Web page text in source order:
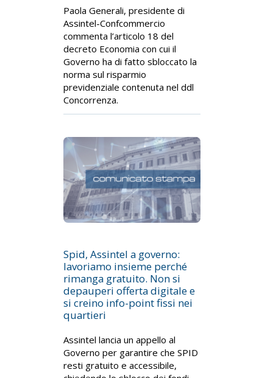
Paola Generali, presidente di
Assintel-Confcommercio
commenta l’articolo 18 del
decreto Economia con cui il
Governo ha di fatto sbloccato la
norma sul risparmio
previdenziale contenuta nel ddl
Concorrenza.
Spid, Assintel a governo:
lavoriamo insieme perché
rimanga gratuito. Non si
depauperi offerta digitale e
si creino info-point fissi nei
quartieri
Assintel lancia un appello al
Governo per garantire che SPID
resti gratuito e accessibile,